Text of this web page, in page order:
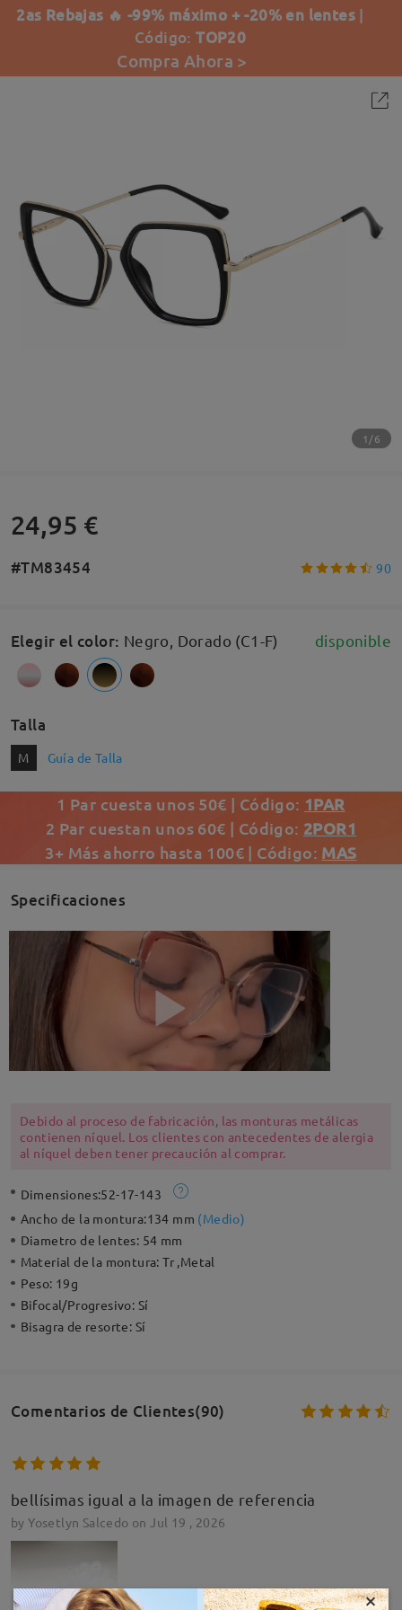
2as Rebajas 🔥 -99% máximo + -20% en lentes |
Código:TOP20
Compra Ahora >
1/6
24,95 €
#TM83454 90
Elegir el color: Negro, Dorado (C1-F) disponible
Talla
M Guía de Talla
1 Par cuesta unos 50€ | Código: 1PAR
2 Par cuestan unos 60€ | Código: 2POR1
3+ Más ahorro hasta 100€ | Código: MAS
Specificaciones
Debido al proceso de fabricación, las monturas metálicas
contienen níquel. Los clientes con antecedentes de alergia
al níquel deben tener precaución al comprar.
Dimensiones:52-17-143
Ancho de la montura:134 mm (Medio)
Diametro de lentes: 54 mm
Material de la montura:Tr ,Metal
Peso: 19g
Bifocal/Progresivo: Sí
Bisagra de resorte: Sí
Comentarios de Clientes(90)
bellísimas igual a la imagen de referencia
by Yosetlyn Salcedo on Jul 19 , 2026
×